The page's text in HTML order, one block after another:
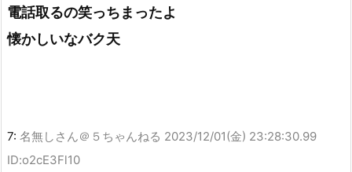
電話取るの笑っちまったよ
懐かしいなバク天
7: 名無しさん＠５ちゃんねる 2023/12/01(金) 23:28:30.99
ID:o2cE3Fl10